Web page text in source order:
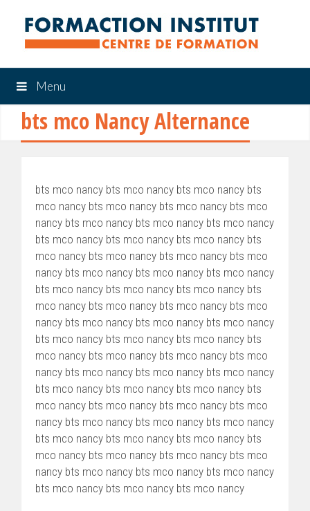
Menu
bts mco Nancy Alternance
bts mco nancy bts mco nancy bts mco nancy bts
mco nancy bts mco nancy bts mco nancy bts mco
nancy bts mco nancy bts mco nancy bts mco nancy
bts mco nancy bts mco nancy bts mco nancy bts
mco nancy bts mco nancy bts mco nancy bts mco
nancy bts mco nancy bts mco nancy bts mco nancy
bts mco nancy bts mco nancy bts mco nancy bts
mco nancy bts mco nancy bts mco nancy bts mco
nancy bts mco nancy bts mco nancy bts mco nancy
bts mco nancy bts mco nancy bts mco nancy bts
mco nancy bts mco nancy bts mco nancy bts mco
nancy bts mco nancy bts mco nancy bts mco nancy
bts mco nancy bts mco nancy bts mco nancy bts
mco nancy bts mco nancy bts mco nancy bts mco
nancy bts mco nancy bts mco nancy bts mco nancy
bts mco nancy bts mco nancy bts mco nancy bts
mco nancy bts mco nancy bts mco nancy bts mco
nancy bts mco nancy bts mco nancy bts mco nancy
bts mco nancy bts mco nancy bts mco nancy